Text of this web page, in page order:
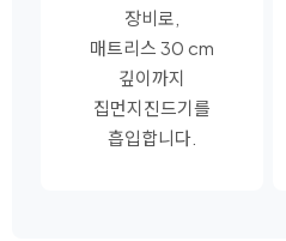
장비로,
매트리스 30 cm
깊이까지
집먼지진드기를
흡입합니다.